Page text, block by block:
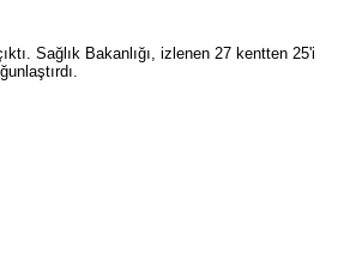
Sağlık Bakanlığı, izlenen 27 kentten 25'i